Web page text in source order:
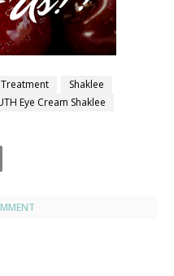
Shaklee
Eye Cream Shaklee